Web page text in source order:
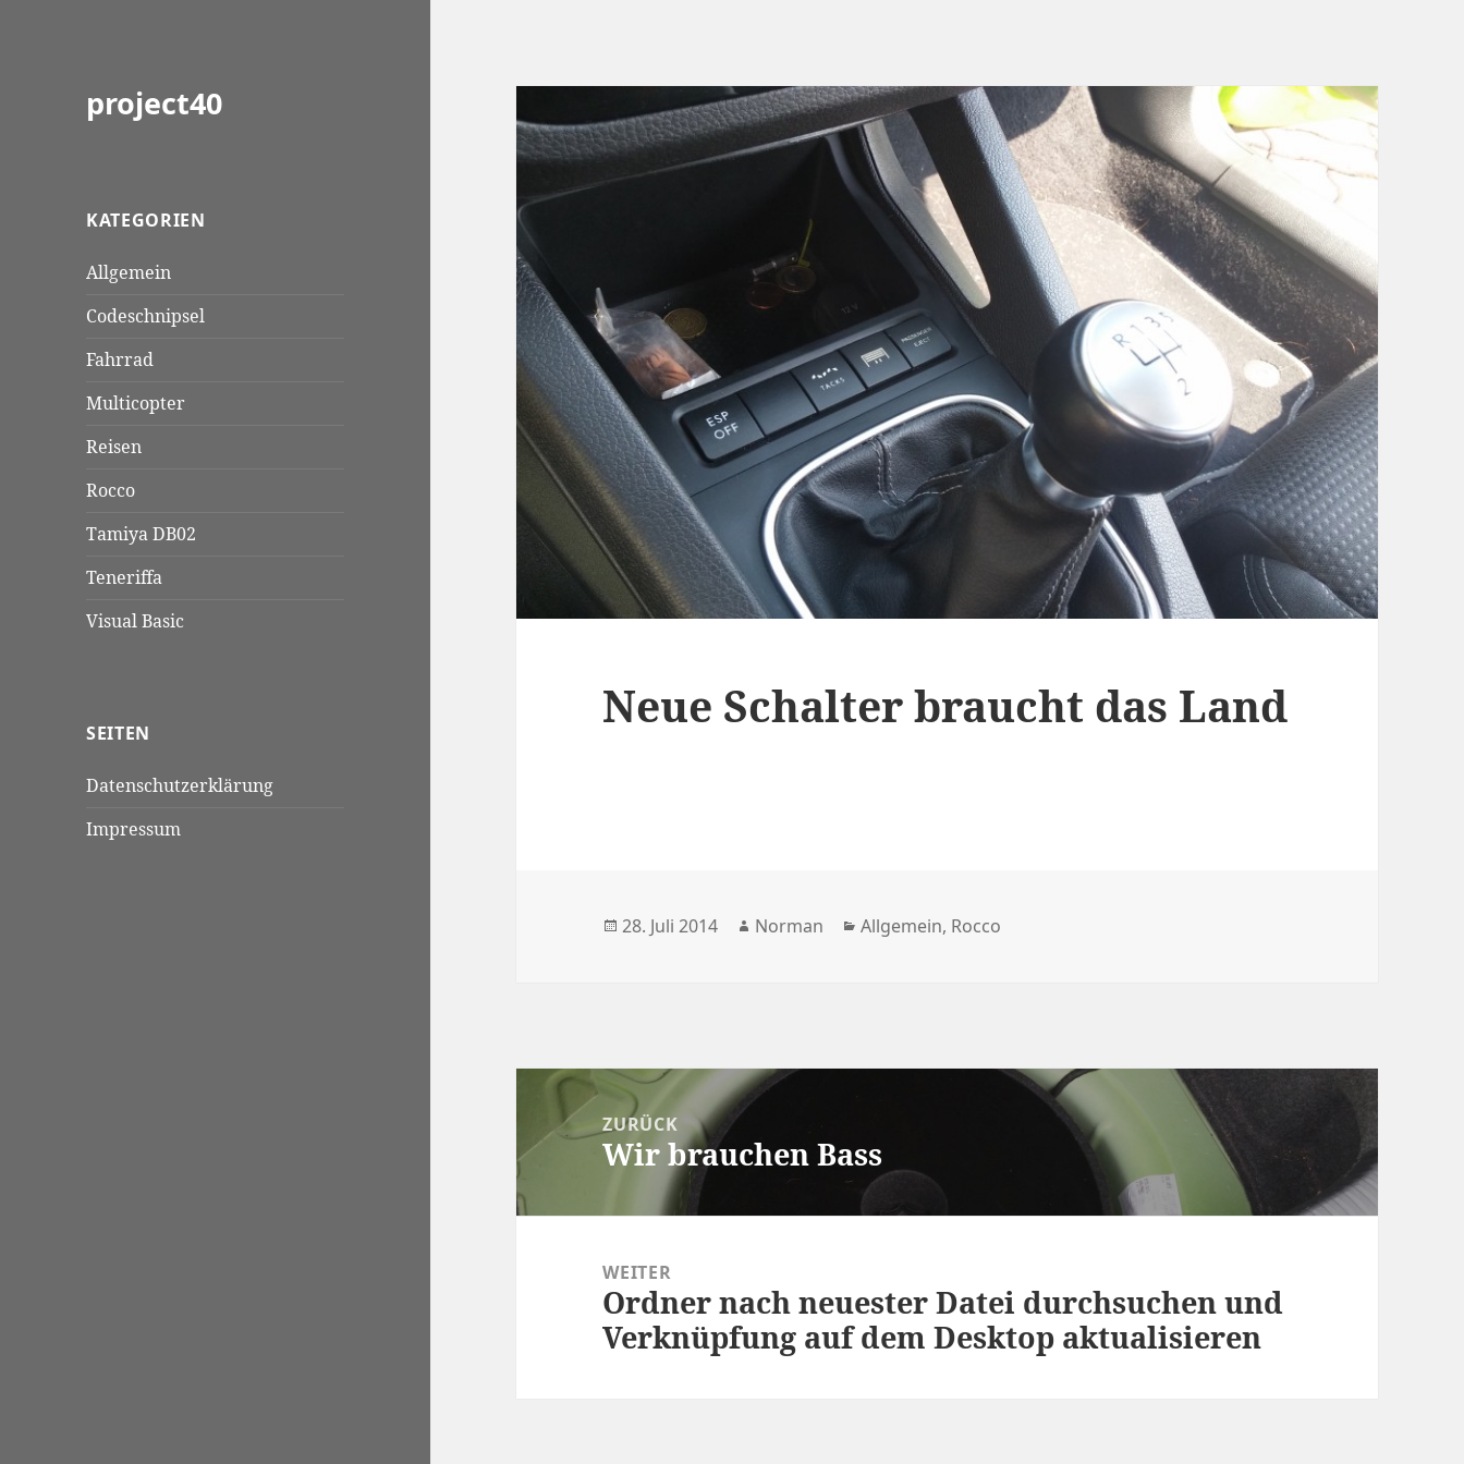
project40
KATEGORIEN
Allgemein
Codeschnipsel
Fahrrad
Multicopter
Reisen
Rocco
Tamiya DB02
Teneriffa
Visual Basic
SEITEN
Datenschutzerklärung
Impressum
Neue Schalter braucht das Land
Veröffentlicht
28. Juli 2014 Autor
Norman Kategorien
Allgemein, Rocco
Beitragsnavigation
ZURÜCK
Vorheriger
Beitrag:
Wir brauchen Bass
WEITER
Nächster
Beitrag:
Ordner nach neuester Datei durchsuchen und
Verknüpfung auf dem Desktop aktualisieren